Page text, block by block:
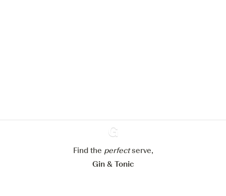
Ginventory
Find the perfectserve,
Gin & Tonic
Mijn cookie-instellingen aanpassen
Alles weigeren Alles aanvaarden